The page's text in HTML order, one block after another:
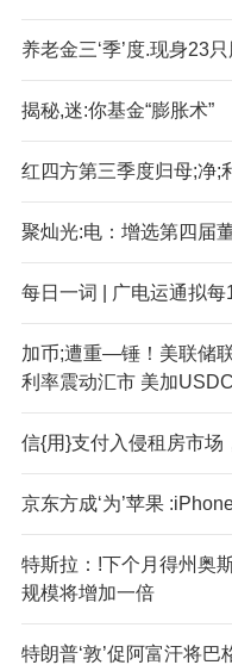
养老金三‘季’度.现身23
揭秘,迷:你基金“膨胀术”
红四方第三季度归母;净;
聚灿光:电：增选第四届
每日一词 | 广电运通拟
加币;遭重—锤！美联储
利率震动汇市 美加
信{用}支付入侵租房市场
京东方成‘为’苹果
特斯拉：!下个月得州奥
规模将增加一倍
特朗普‘敦’促阿富汗将